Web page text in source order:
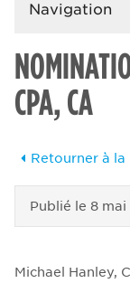
Navigation
CPA, CA
Retourner à la
Publié le 8 mai
Michael Hanley,